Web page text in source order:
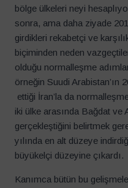
bölge ülkeleri neyi
sonra, ama daha ziyade
girdikleri rekabetçi ve
biçiminden neden
olduğu normalleşme
örneğin Suudi Arabistan’ın
ettiği İran’la da
iki ülke arasında Bağdat ve
gerçekleştiğini belirtmek
yılında en alt düzeye
büyükelçi düzeyine çıkardı.
Kanımca bütün bu